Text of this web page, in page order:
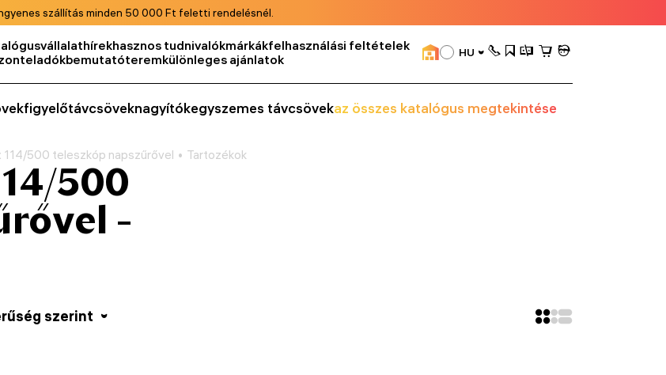
szállítás minden 50 000 Ft feletti rendelésnél.
vállalathírekhasznos tudnivalókmárkákfelhasználási feltételek
bemutatóteremkülönleges ajánlatok HU
figyelőtávcsöveknagyítókegyszemes távcsövekaz összes katalógus megtekintése
114/500 teleszkóp napszűrővel Tartozékok
500
-
szerint